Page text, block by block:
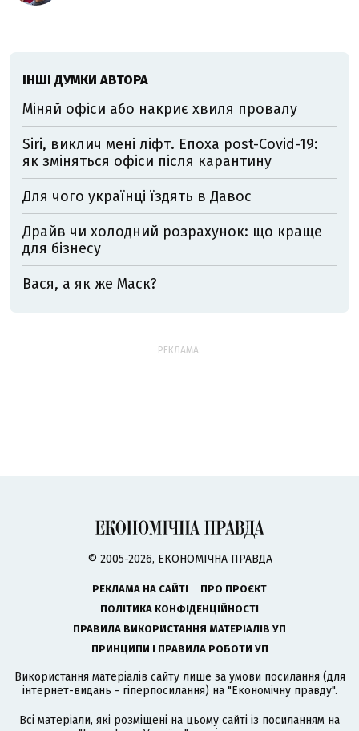
ІНШІ ДУМКИ АВТОРА
Міняй офіси або накриє хвиля провалу
Siri, виклич мені ліфт. Епоха post-Covid-19:
як зміняться офіси після карантину
Для чого українці їздять в Давос
Драйв чи холодний розрахунок: що краще
для бізнесу
Вася, а як же Маск?
РЕКЛАМА:
© 2005-2026, ЕКОНОМІЧНА ПРАВДА
РЕКЛАМА НА САЙТІ
ПРО ПРОЄКТ
ПОЛІТИКА КОНФІДЕНЦІЙНОСТІ
ПРАВИЛА ВИКОРИСТАННЯ МАТЕРІАЛІВ УП
ПРИНЦИПИ І ПРАВИЛА РОБОТИ УП
Використання матеріалів сайту лише за умови посилання (для
інтернет-видань - гіперпосилання) на "Економічну правду".
Всі матеріали, які розміщені на цьому сайті із посиланням на